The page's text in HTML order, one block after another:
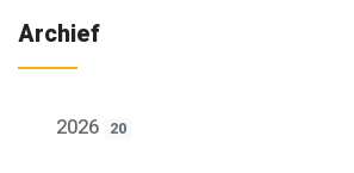
Archief
2026 20